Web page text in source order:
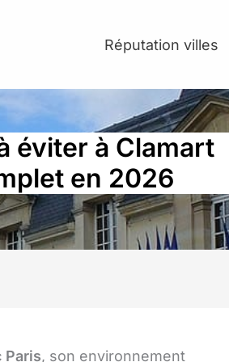
Réputation villes
éviter à Clamart
en 2026
Paris, son environnement